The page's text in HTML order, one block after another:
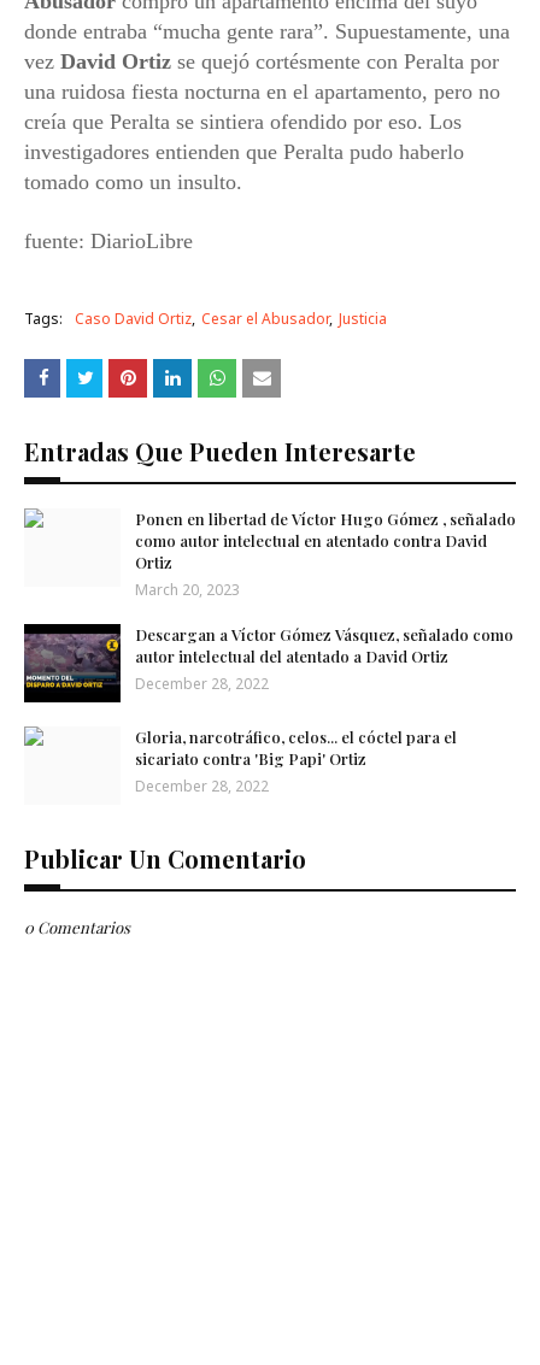
donde entraba “mucha gente rara”. Supuestamente, una
vez David Ortiz se quejó cortésmente con Peralta por
una ruidosa fiesta nocturna en el apartamento, pero no
creía que Peralta se sintiera ofendido por eso. Los
investigadores entienden que Peralta pudo haberlo
tomado como un insulto.
fuente: DiarioLibre
Tags: Caso David Ortiz Cesar el Abusador Justicia
Entradas Que Pueden Interesarte
Ponen en libertad de Víctor Hugo Gómez , señalado
como autor intelectual en atentado contra David
Ortiz
March 20, 2023
Descargan a Víctor Gómez Vásquez, señalado como
autor intelectual del atentado a David Ortiz
December 28, 2022
Gloria, narcotráfico, celos... el cóctel para el
sicariato contra 'Big Papi' Ortiz
December 28, 2022
Publicar Un Comentario
0 Comentarios